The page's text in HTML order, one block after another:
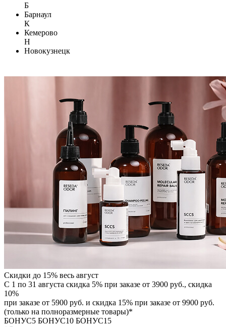
Б
Барнаул
К
Кемерово
Н
Новокузнецк
Скидки до 15% весь август
С 1 по 31 августа скидка 5% при заказе от 3900 руб., скидка
10%
при заказе от 5900 руб. и скидка 15% при заказе от 9900 руб.
(только на полноразмерные товары)*
БОНУС5 БОНУС10 БОНУС15